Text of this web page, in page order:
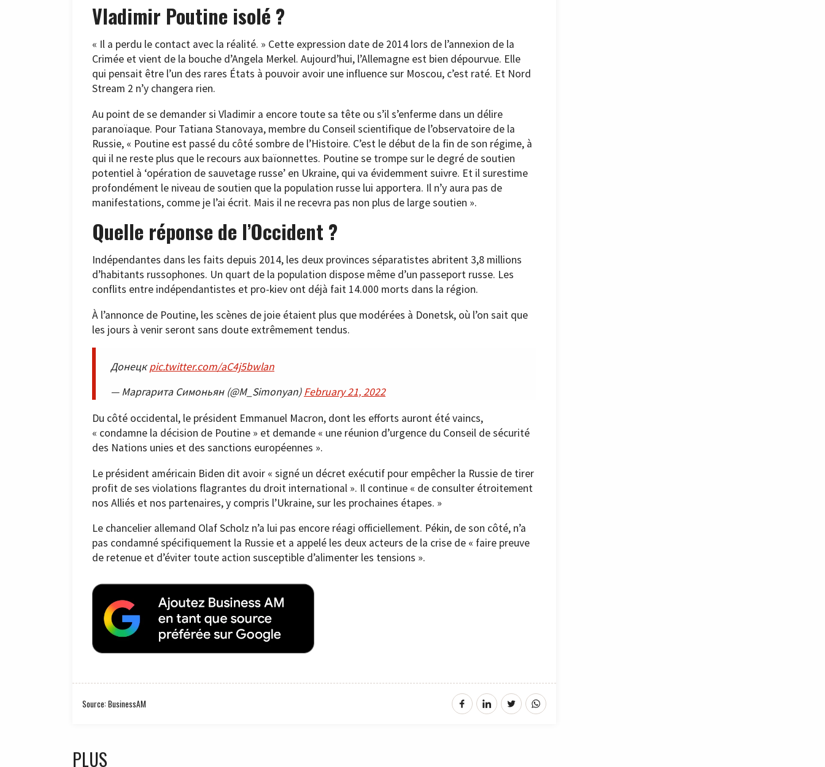
Vladimir Poutine isolé ?
« Il a perdu le contact avec la réalité. » Cette expression date de 2014 lors de l’annexion de la
Crimée et vient de la bouche d’Angela Merkel. Aujourd’hui, l’Allemagne est bien dépourvue. Elle
qui pensait être l’un des rares États à pouvoir avoir une influence sur Moscou, c’est raté. Et Nord
Stream 2 n’y changera rien.
Au point de se demander si Vladimir a encore toute sa tête ou s’il s’enferme dans un délire
paranoïaque. Pour Tatiana Stanovaya, membre du Conseil scientifique de l’observatoire de la
Russie, « Poutine est passé du côté sombre de l’Histoire. C’est le début de la fin de son régime, à
qui il ne reste plus que le recours aux baïonnettes. Poutine se trompe sur le degré de soutien
potentiel à ‘opération de sauvetage russe’ en Ukraine, qui va évidemment suivre. Et il surestime
profondément le niveau de soutien que la population russe lui apportera. Il n’y aura pas de
manifestations, comme je l’ai écrit. Mais il ne recevra pas non plus de large soutien ».
Quelle réponse de l’Occident ?
Indépendantes dans les faits depuis 2014, les deux provinces séparatistes abritent 3,8 millions
d’habitants russophones. Un quart de la population dispose même d’un passeport russe. Les
conflits entre indépendantistes et pro-kiev ont déjà fait 14.000 morts dans la région.
À l’annonce de Poutine, les scènes de joie étaient plus que modérées à Donetsk, où l’on sait que
les jours à venir seront sans doute extrêmement tendus.
Донецкpic.twitter.com/aC4j5bwlan
— Маргарита Симоньян (@M_Simonyan)February 21, 2022
Du côté occidental, le président Emmanuel Macron, dont les efforts auront été vaincs,
« condamne la décision de Poutine » et demande « une réunion d’urgence du Conseil de sécurité
des Nations unies et des sanctions européennes ».
Le président américain Biden dit avoir « signé un décret exécutif pour empêcher la Russie de tirer
profit de ses violations flagrantes du droit international ». Il continue « de consulter étroitement
nos Alliés et nos partenaires, y compris l’Ukraine, sur les prochaines étapes. »
Le chancelier allemand Olaf Scholz n’a lui pas encore réagi officiellement. Pékin, de son côté, n’a
pas condamné spécifiquement la Russie et a appelé les deux acteurs de la crise de « faire preuve
de retenue et d’éviter toute action susceptible d’alimenter les tensions ».
Source: BusinessAM
PLUS